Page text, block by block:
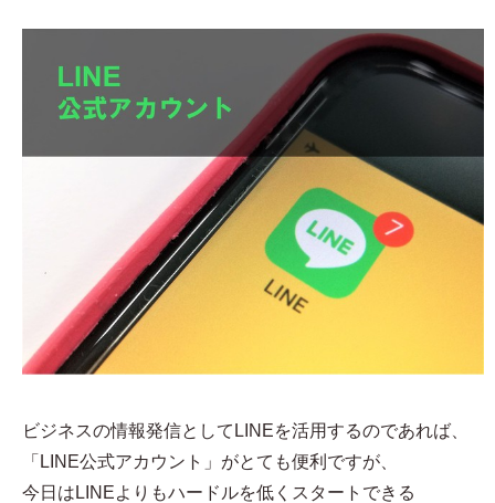
ビジネスの情報発信としてLINEを活用するのであれば、
「LINE公式アカウント」がとても便利ですが、
今日はLINEよりもハードルを低くスタートできる